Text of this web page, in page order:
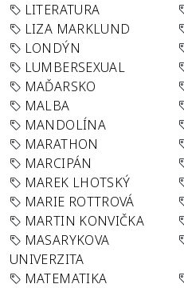
LITERATURA
LIZA MARKLUND
LONDÝN
LUMBERSEXUAL
MAĎARSKO
MALBA
MANDOLÍNA
MARATHON
MARCIPÁN
MAREK LHOTSKÝ
MARIE ROTTROVÁ
MARTIN KONVIČKA
MASARYKOVA
UNIVERZITA
MATEMATIKA